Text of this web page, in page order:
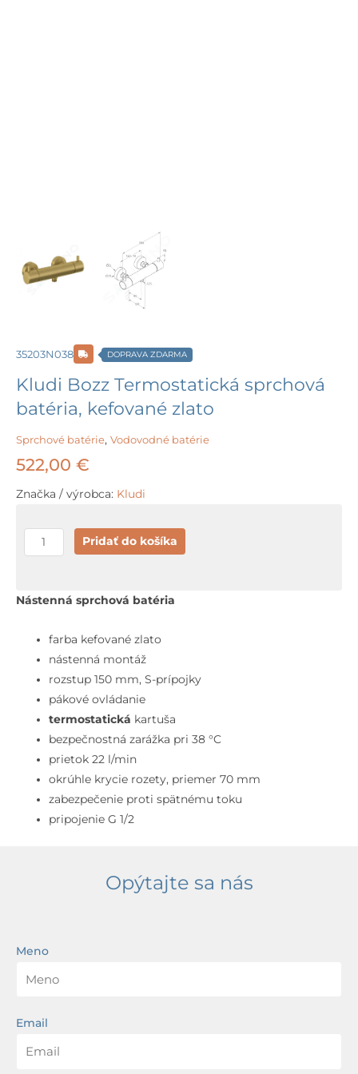
35203N038 DOPRAVA ZDARMA
Kludi Bozz Termostatická sprchová
batéria, kefované zlato
Sprchové batérie, Vodovodné batérie
522,00 €
Značka / výrobca: Kludi
množstvo
Kludi
Termostatická
batéria,
kefované
zlato
Pridať do košíka
Nástenná sprchová batéria
farba kefované zlato
nástenná montáž
rozstup 150 mm, S-prípojky
pákové ovládanie
termostatická kartuša
bezpečnostná zarážka pri 38 °C
prietok 22 l/min
okrúhle krycie rozety, priemer 70 mm
zabezpečenie proti spätnému toku
pripojenie G 1/2
Opýtajte sa nás
Meno
Email